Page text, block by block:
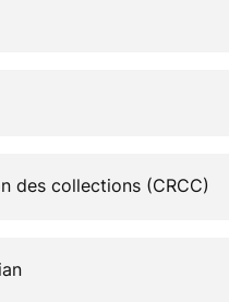
des collections (CRCC)